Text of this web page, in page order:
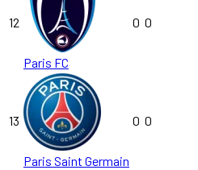
12
Paris FC
0 0
13
Paris Saint Germain
0 0